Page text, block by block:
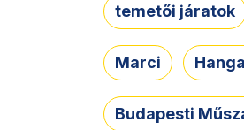
temetői járatok
Marci
Budapesti